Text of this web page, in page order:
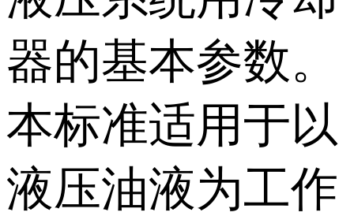
器的基本参数。
本标准适用于以
液压油液为工作